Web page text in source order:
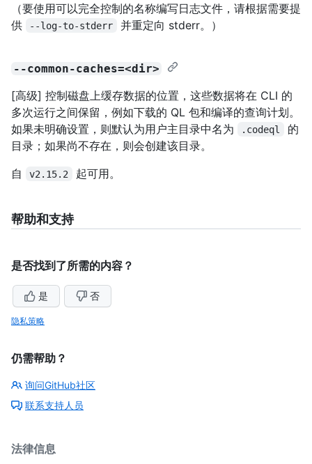
（要使用可以完全控制的名称编写日志文件，请根据需要提
供
--log-to-stderr 并重定向 stderr。）
--common-caches=<dir>
[高级] 控制磁盘上缓存数据的位置，这些数据将在 CLI 的
多次运行之间保留，例如下载的 QL 包和编译的查询计划。
如果未明确设置，则默认为用户主目录中名为
.codeql
的
目录；如果尚不存在，则会创建该目录。
自
v2.15.2 起可用。
帮助和支持
是否找到了所需的内容？
是 否
隐私策略
仍需帮助？
询问GitHub社区
联系支持人员
法律信息